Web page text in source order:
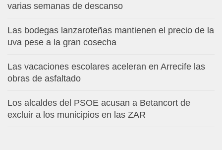
varias semanas de descanso
Las bodegas lanzaroteñas mantienen el precio de la
uva pese a la gran cosecha
Las vacaciones escolares aceleran en Arrecife las
obras de asfaltado
Los alcaldes del PSOE acusan a Betancort de
excluir a los municipios en las ZAR